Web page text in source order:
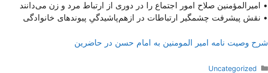
• امیرالمؤمنین صلاح امور اجتماع را در دوری از ارتباط مرد و زن می‌دانند
• نقش پیشرفت چشمگیر ارتباطات در ازهم‌پاشیدگیِ پیوندهای خانوادگی
شرح وصیت نامه امیر المومنین به امام حسن در حاضرین
دسته‌ها
Uncategorized